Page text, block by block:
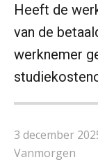
Heeft de
van de
werknemer
3 december
Vanmorgen